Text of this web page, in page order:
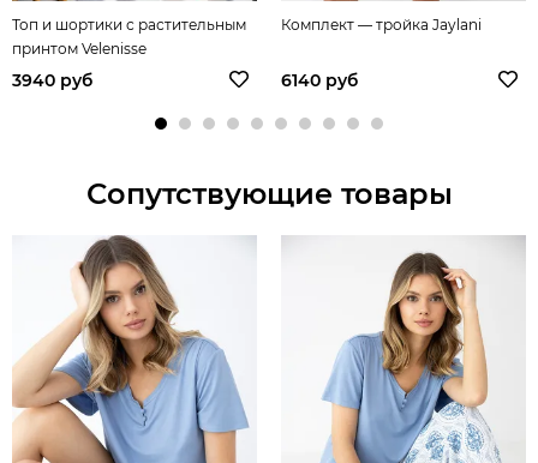
Топ и шортики с растительным
принтом Velenisse
3940 руб
Комплект — тройка Jaylani
6140 руб
Сопутствующие товары